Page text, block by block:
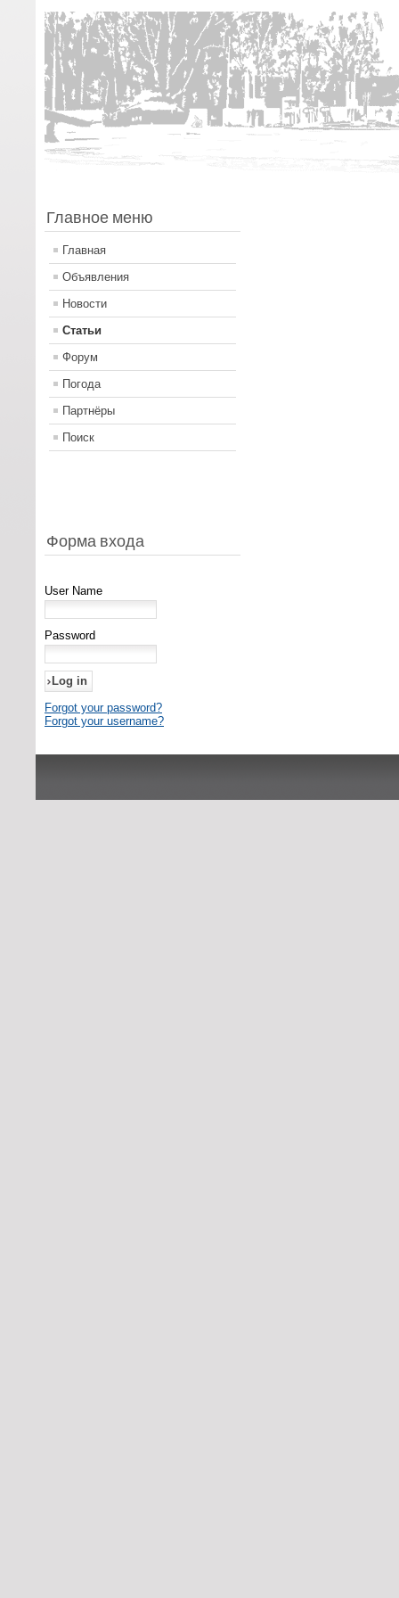
Главное меню
Главная
Объявления
Новости
Статьи
Форум
Погода
Партнёры
Поиск
Форма входа
User Name
Password
Forgot your password?
Forgot your username?